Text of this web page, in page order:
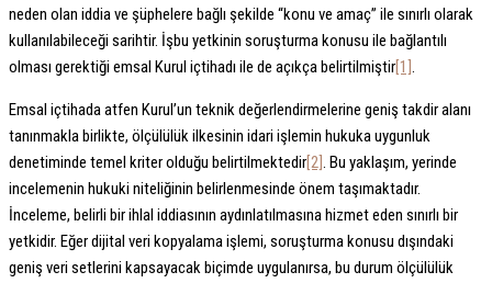
neden olan iddia ve şüphelere bağlı şekilde “konu ve amaç” ile sınırlı olarak
kullanılabileceği sarihtir. İşbu yetkinin soruşturma konusu ile bağlantılı
olması gerektiği emsal Kurul içtihadı ile de açıkça belirtilmiştir[1].
Emsal içtihada atfen Kurul’un teknik değerlendirmelerine geniş takdir alanı
tanınmakla birlikte, ölçülülük ilkesinin idari işlemin hukuka uygunluk
denetiminde temel kriter olduğu belirtilmektedir[2]. Bu yaklaşım, yerinde
incelemenin hukuki niteliğinin belirlenmesinde önem taşımaktadır.
İnceleme, belirli bir ihlal iddiasının aydınlatılmasına hizmet eden sınırlı bir
yetkidir. Eğer dijital veri kopyalama işlemi, soruşturma konusu dışındaki
geniş veri setlerini kapsayacak biçimde uygulanırsa, bu durum ölçülülük